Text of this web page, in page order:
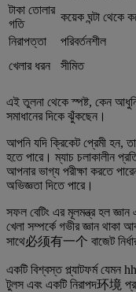
টাকা তোলার
গতি
কয়েক ঘন্টা থেকে
নিরাপত্তা
পরিবর্তনশীল
খেলার ধরন
সীমিত
এই তুলনা থেকে স্পষ্ট, কেন
সমাধানের দিকে ঝুঁকছেন।
আপনি যদি ক্রিকেট প্রেমী হন,
হতে পারে। ম্যাচ চলাকালীন
আপনার ভাগ্য পরীক্ষা করতে
অভিজ্ঞতা দিতে পারে।
সফল বেটিং এর মূলমন্ত্র হল
খেলা সম্পর্কে গভীর জ্ঞান থাকা
সাথে必须有一个 বাজেট
একটি বিশ্বস্ত প্ল্যাটফর্ম
টুলস এবং একটি নিরাপদ环境